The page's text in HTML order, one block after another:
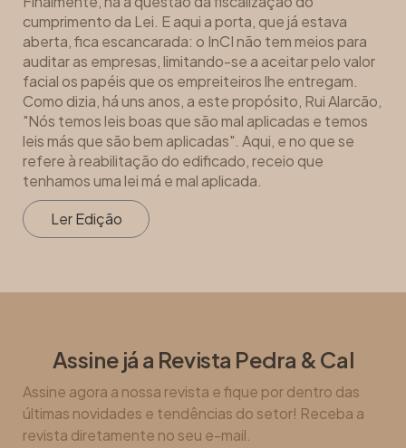
cumprimento da Lei. E aqui a porta, que já estava
aberta, fica escancarada: o InCI não tem meios para
auditar as empresas, limitando-se a aceitar pelo valor
facial os papéis que os empreiteiros lhe entregam.
Como dizia, há uns anos, a este propósito, Rui Alarcão,
"Nós temos leis boas que são mal aplicadas e temos
leis más que são bem aplicadas". Aqui, e no que se
refere à reabilitação do edificado, receio que
tenhamos uma lei má e mal aplicada.
Ler Edição
Assine já a Revista Pedra & Cal
Assine agora a nossa revista e fique por dentro das
últimas novidades e tendências do setor! Receba a
revista diretamente no seu e-mail.